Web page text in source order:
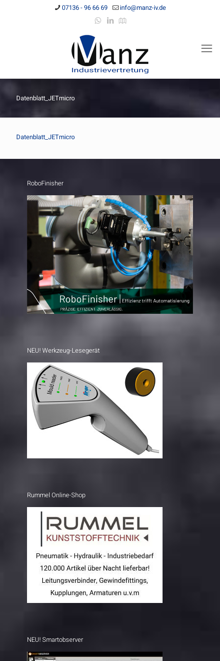
07136 - 96 66 69 info@manz-iv.de
Datenblatt_JETmicro
Datenblatt_JETmicro
RoboFinisher
NEU! Werkzeug-Lesegerät
Rummel Online-Shop
NEU! Smartobserver